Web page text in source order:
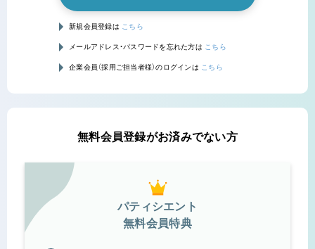
新規会員登録は こちら
メールアドレス・パスワードを忘れた方は こちら
企業会員（採用ご担当者様）のログインは こちら
無料会員登録がお済みでない方
パティシエント
無料会員特典